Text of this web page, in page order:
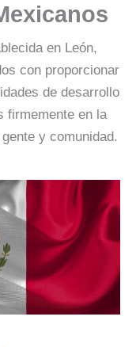
en León,
con proporcionar
de desarrollo
firmemente en la
y comunidad.